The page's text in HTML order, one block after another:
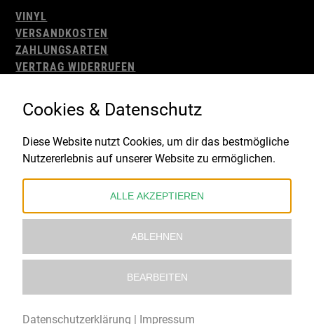
VINYL
VERSANDKOSTEN
ZAHLUNGSARTEN
VERTRAG WIDERRUFEN
WIDERRUFSBELEHRUNG
IMPRESSUM
Gefördert durch:
Cookies & Datenschutz
Diese Website nutzt Cookies, um dir das bestmögliche
Nutzererlebnis auf unserer Website zu ermöglichen.
ALLE AKZEPTIEREN
ABLEHNEN
BEARBEITEN
Datenschutzerklärung | Impressum